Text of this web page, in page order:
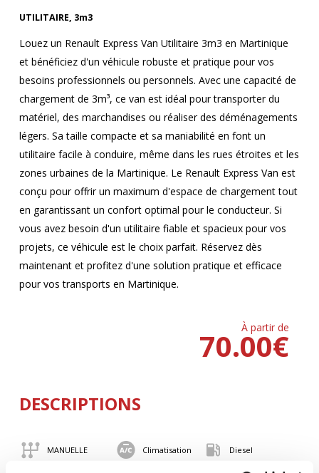
UTILITAIRE, 3m3
Louez un Renault Express Van Utilitaire 3m3 en Martinique
et bénéficiez d'un véhicule robuste et pratique pour vos
besoins professionnels ou personnels. Avec une capacité de
chargement de 3m³, ce van est idéal pour transporter du
matériel, des marchandises ou réaliser des déménagements
légers. Sa taille compacte et sa maniabilité en font un
utilitaire facile à conduire, même dans les rues étroites et les
zones urbaines de la Martinique. Le Renault Express Van est
conçu pour offrir un maximum d'espace de chargement tout
en garantissant un confort optimal pour le conducteur. Si
vous avez besoin d'un utilitaire fiable et spacieux pour vos
projets, ce véhicule est le choix parfait. Réservez dès
maintenant et profitez d'une solution pratique et efficace
pour vos transports en Martinique.
À partir de
€
70.00
DESCRIPTIONS
MANUELLE Climatisation Diesel